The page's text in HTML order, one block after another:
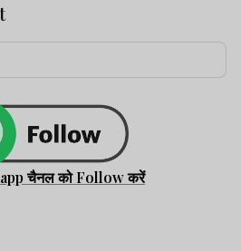
चैनल को Follow करें